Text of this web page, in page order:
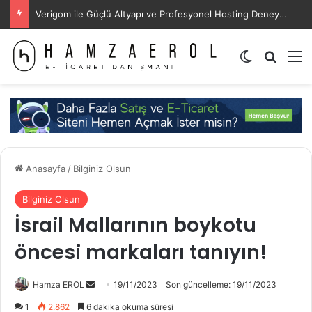
Verigom ile Güçlü Altyapı ve Profesyonel Hosting Deneyimi
Dış
Anasayfa/ Bilginiz Olsun
Bilginiz Olsun
İsrail Mallarının boykotu
öncesi markaları tanıyın!
Hamza EROL
Bir
19/11/2023 Son güncelleme: 19/11/2023
1 2.862 6 dakika okuma süresi